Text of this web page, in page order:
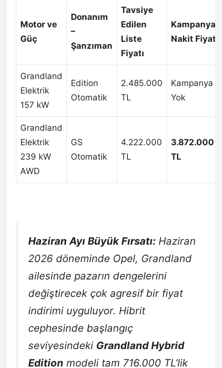
Motor ve
Güç
Donanım
–
Şanzıman
Tavsiye
Edilen
Liste
Fiyatı
Kampanyalı
Nakit Fiyatı
Grandland
Elektrik
157 kW
Edition
Otomatik
2.485.000
TL
Kampanya
Yok
Grandland
Elektrik
239 kW
AWD
GS
Otomatik
4.222.000
TL
3.872.000
TL
Haziran Ayı Büyük Fırsatı: Haziran
2026 döneminde Opel, Grandland
ailesinde pazarın dengelerini
değiştirecek çok agresif bir fiyat
indirimi uyguluyor. Hibrit
cephesinde başlangıç
seviyesindeki Grandland Hybrid
Edition modeli tam 716.000 TL’lik